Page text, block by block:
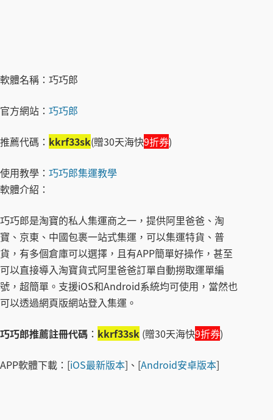
軟體名稱：巧巧郎
官方網站： 巧巧郎
推薦代碼： kkrf33sk(贈30天海快9折券)
使用教學： 巧巧郎集運教學
軟體介紹：
巧巧郎是淘寶的私人集運商之一，提供阿里爸爸、淘
寶、京東、中國包裹一站式集運，可以集運特貨、普
貨，有多個倉庫可以選擇，且有APP簡單好操作，甚至
可以直接導入淘寶貨式阿里爸爸訂單自動撈取運單編
號，超簡單。支援iOS和Android系統均可使用，當然也
可以透過網頁版網站登入集運。
巧巧郎推薦註冊代碼 ： kkrf33sk (贈30天海快9折券)
APP軟體下載：[iOS最新版本]、[Android安卓版本]